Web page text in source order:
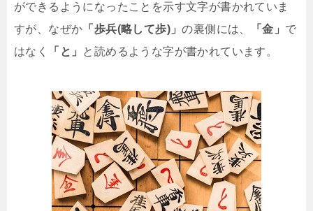
ができるようになったことを示す文字が書かれていま
すが、なぜか 「歩兵(略して歩)」の裏側には、 「金」 で
はなく
「と」 と読めるような字が書かれています。